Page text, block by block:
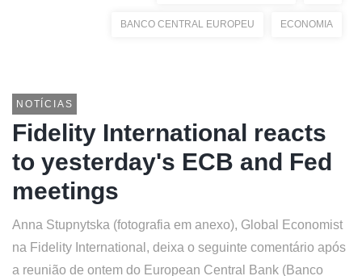
BANCO CENTRAL EUROPEU ECONOMIA
NOTÍCIAS
Fidelity International reacts
to yesterday's ECB and Fed
meetings
Anna Stupnytska (fotografia em anexo), Global Economist
na Fidelity International, deixa o seguinte comentário após
a reunião de ontem do European Central Bank (Banco